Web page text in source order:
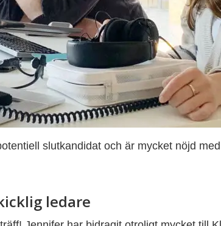
slutkandidat och är mycket nöjd
ledare